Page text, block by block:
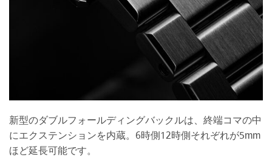
新型のダブルフォールディングバックルは、終端コマの中
にエクステンションを内蔵。6時側12時側それぞれが5mm
ほど延長可能です。